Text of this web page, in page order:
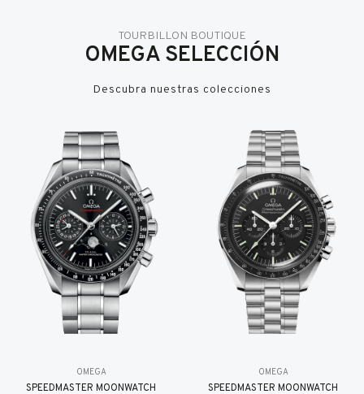
TOURBILLON BOUTIQUE
OMEGA SELECCIÓN
Descubra nuestras colecciones
OMEGA
SPEEDMASTER MOONWATCH
OMEGA
SPEEDMASTER MOONWATCH